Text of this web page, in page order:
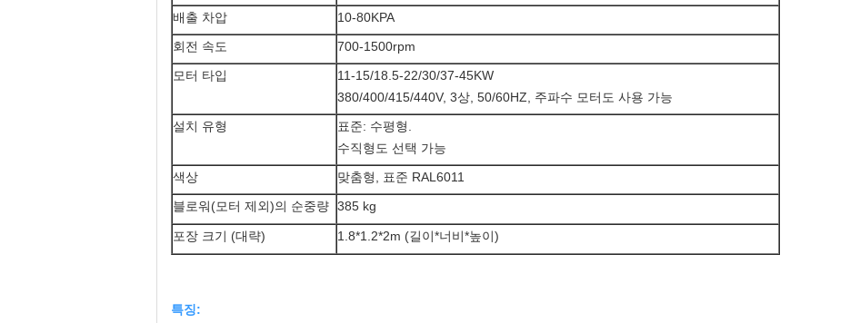
배출 차압
10-80KPA
회전 속도
700-1500rpm
모터 타입
11-15/18.5-22/30/37-45KW
380/400/415/440V, 3상, 50/60HZ, 주파수 모터도 사용 가능
설치 유형
표준: 수평형.
수직형도 선택 가능
색상
맞춤형, 표준 RAL6011
블로워(모터 제외)의 순중량 385 kg
포장 크기 (대략) 1.8*1.2*2m (길이*너비*높이)
특징: